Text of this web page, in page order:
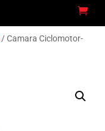
/ Camara Ciclomotor-